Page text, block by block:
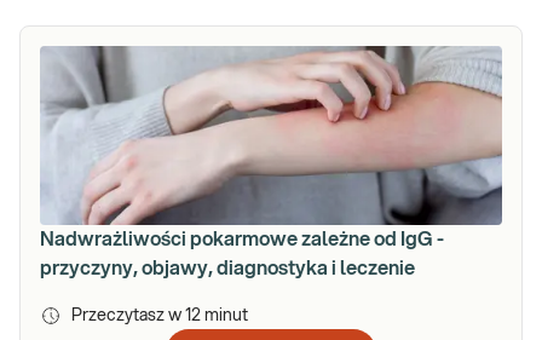
Nadwrażliwości pokarmowe zależne od IgG -
przyczyny, objawy, diagnostyka i leczenie
Przeczytasz w 12 minut